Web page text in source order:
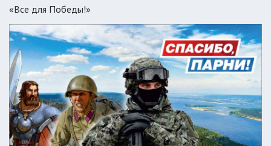
«Все для Победы!»